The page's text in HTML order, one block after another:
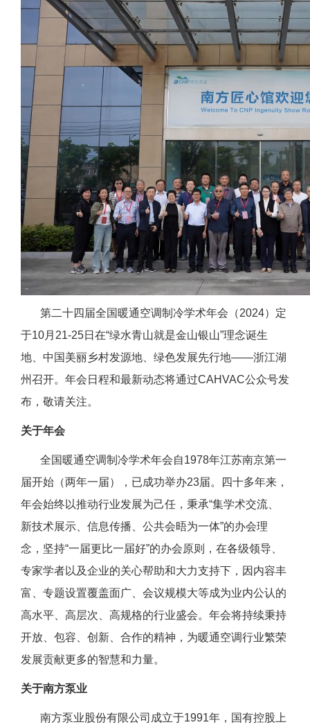
第二十四届全国暖通空调制冷学术年会（2024）定
于10月21-25日在“绿水青山就是金山银山”理念诞生
地、中国美丽乡村发源地、绿色发展先行地——浙江湖
州召开。年会日程和最新动态将通过CAHVAC公众号发
布，敬请关注。
关于年会
全国暖通空调制冷学术年会自1978年江苏南京第一
届开始（两年一届），已成功举办23届。四十多年来，
年会始终以推动行业发展为己任，秉承“集学术交流、
新技术展示、信息传播、公共会晤为一体”的办会理
念，坚持“一届更比一届好”的办会原则，在各级领导、
专家学者以及企业的关心帮助和大力支持下，因内容丰
富、专题设置覆盖面广、会议规模大等成为业内公认的
高水平、高层次、高规格的行业盛会。年会将持续秉持
开放、包容、创新、合作的精神，为暖通空调行业繁荣
发展贡献更多的智慧和力量。
关于南方泵业
南方泵业股份有限公司成立于1991年，国有控股上